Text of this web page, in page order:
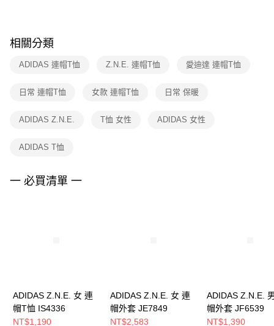
※ 交易是否成功請以「AFTEE先享後付 」之結帳頁面顯示為準，若有關於
是否繳費成功／繳費後需取消欲退款等相關疑問，請聯繫「AFTEE先享後付
客戶支援中心」https://netprotections.freshdesk.com/support/home
１．透過由恩沛科技股份有限公司提供之「AFTEE先享後付」服務完成之交
權轉讓予恩沛科技股份有限公司。
３．未成年的使用者請事先徵得法定代理人或監護人之同意方可使用
４．使用「AFTEE先享後付」時，將依據個別帳號之用戶狀況，依本公司即
相關分類
ADIDAS 連帽T恤 Z.N.E. 連帽T恤 愛迪達 連帽T恤
日常 連帽T恤 女款 連帽T恤 日常 保暖
ADIDAS Z.N.E. T恤 女性 ADIDAS 女性
ADIDAS T恤
一 必買清單 一
ADIDAS Z.N.E. 女 連
帽T恤 IS4336
NT$1,190
ADIDAS Z.N.E. 女 連
帽外套 JE7849
NT$2,583
ADIDAS Z.N.E.
帽外套 JF6539
NT$1,390